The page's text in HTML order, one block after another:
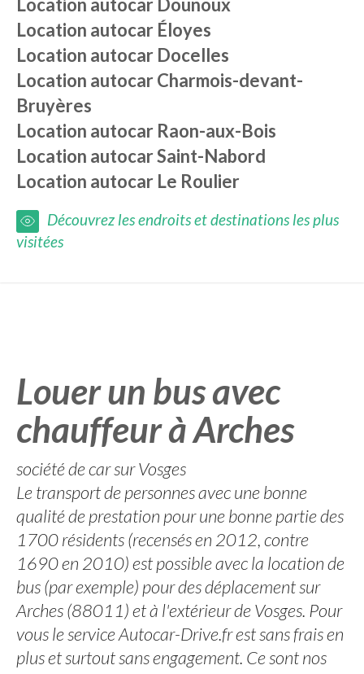
Location autocar Dounoux
Location autocar Éloyes
Location autocar Docelles
Location autocarCharmois-devant-
Bruyères
Location autocar Raon-aux-Bois
Location autocarSaint-Nabord
Location autocar Le Roulier
Découvrez les endroits et destinations les plus
visitées
Louer un bus avec
chauffeur à Arches
société de car sur Vosges
Le transport de personnes avec une bonne
qualité de prestation pour une bonne partie des
1700 résidents (recensés en 2012, contre
1690 en 2010) est possible avec la location de
bus (par exemple) pour des déplacement sur
Arches (88011) et à l'extérieur de Vosges. Pour
vous le service Autocar-Drive.fr est sans frais en
plus et surtout sans engagement. Ce sont nos